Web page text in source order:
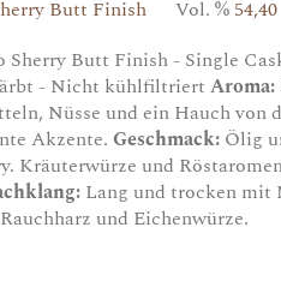
Butt Finish Vol. % 54,40
Butt Finish - Single
- Nicht kühlfiltriertAroma:
Nüsse und ein Hauch von
Akzente.Geschmack: Ölig
Kräuterwürze und
Lang und trocken mit
und Eichenwürze.